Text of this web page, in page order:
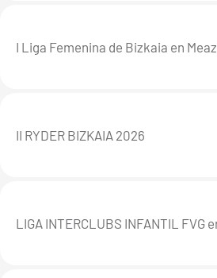
I Liga Femenina de Bizkaia en
II RYDER BIZKAIA 2026
LIGA INTERCLUBS INFANTIL FVG